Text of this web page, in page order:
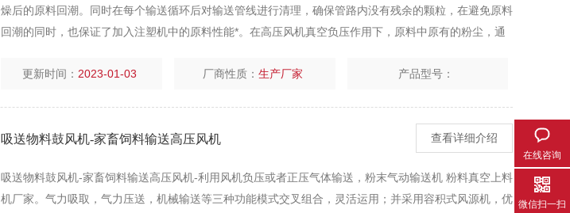
燥后的原料回潮。同时在每个输送循环后对输送管线进行清理，确保管路内没有残余的颗粒，在避免原料
回潮的同时，也保证了加入注塑机中的原料性能*。在高压风机真空负压作用下，原料中原有的粉尘，通
更新时间：2023-01-03 厂商性质：生产厂家 产品型号：
吸送物料鼓风机-家畜饲料输送高压风机 查看详细介绍
吸送物料鼓风机-家畜饲料输送高压风机-利用风机负压或者正压气体输送，粉末气动输送机 粉料真空上料
机厂家。气力吸取，气力压送，机械输送等三种功能模式交叉组合，灵活运用；并采用容积式风源机，优
在线咨询
微信扫一扫